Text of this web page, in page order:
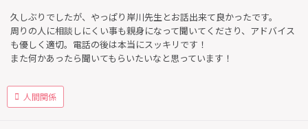
久しぶりでしたが、やっぱり岸川先生とお話出来て良かったです。
周りの人に相談しにくい事も親身になって聞いてくださり、アドバイス
も優しく適切。電話の後は本当にスッキリです！
また何かあったら聞いてもらいたいなと思っています！
人間関係